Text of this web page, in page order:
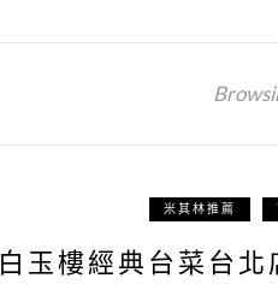
米其林推薦
白玉樓經典台菜台